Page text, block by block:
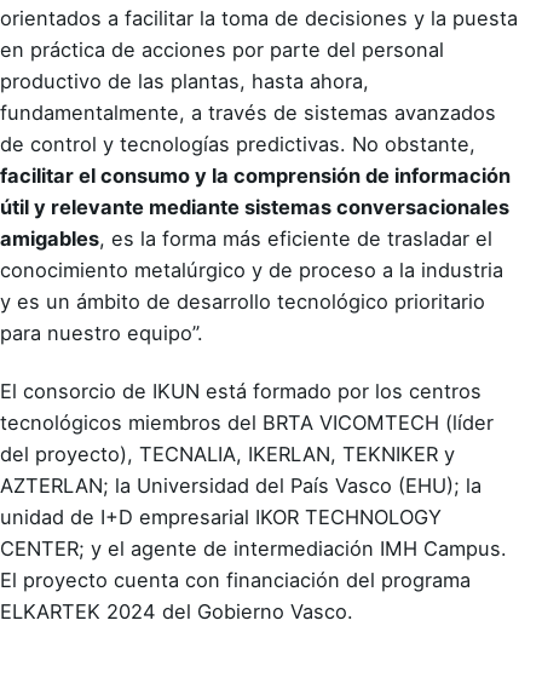
orientados a facilitar la toma de decisiones y la puesta
en práctica de acciones por parte del personal
productivo de las plantas, hasta ahora,
fundamentalmente, a través de sistemas avanzados
de control y tecnologías predictivas. No obstante,
facilitar el consumo y la comprensión de información
útil y relevante mediante sistemas conversacionales
amigables, es la forma más eficiente de trasladar el
conocimiento metalúrgico y de proceso a la industria
y es un ámbito de desarrollo tecnológico prioritario
para nuestro equipo”.
El consorcio de IKUN está formado por los centros
tecnológicos miembros del BRTA VICOMTECH (líder
del proyecto), TECNALIA, IKERLAN, TEKNIKER y
AZTERLAN; la Universidad del País Vasco (EHU); la
unidad de I+D empresarial IKOR TECHNOLOGY
CENTER; y el agente de intermediación IMH Campus.
El proyecto cuenta con financiación del programa
ELKARTEK 2024 del Gobierno Vasco.